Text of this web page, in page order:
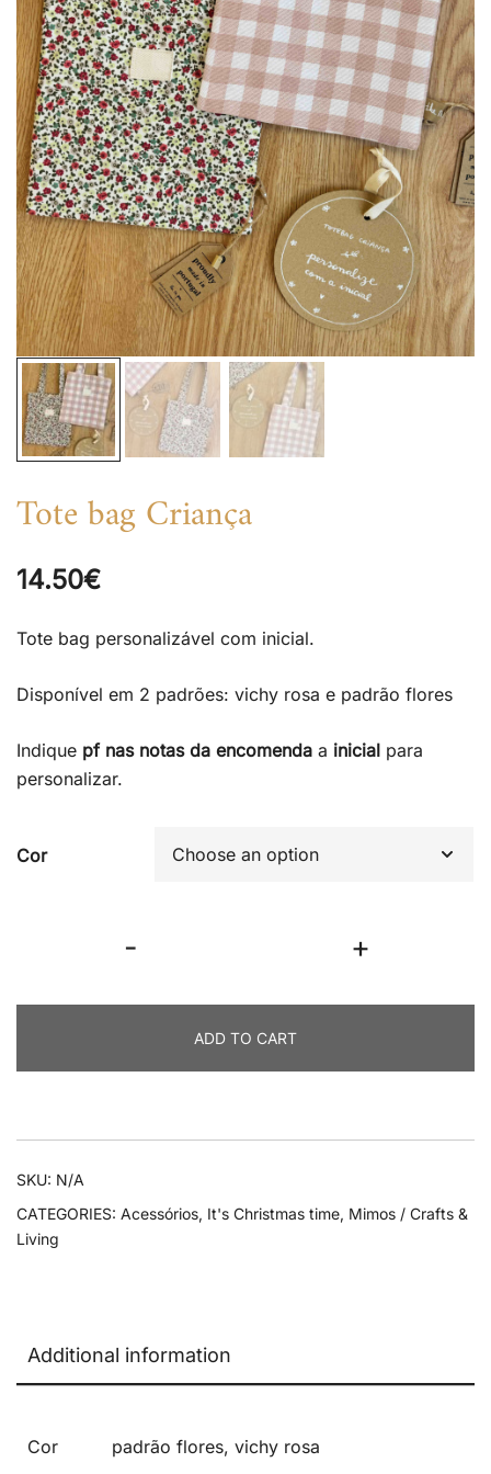
Tote bag Criança
14.50€
Tote bag personalizável com inicial.
Disponível em 2 padrões: vichy rosa e padrão flores
Indique pf nas notas da encomenda a inicial para
personalizar.
Cor
- +
ADD TO CART
SKU: N/A
CATEGORIES: Acessórios, It's Christmas time, Mimos / Crafts &
Living
Additional information
Cor padrão flores, vichy rosa